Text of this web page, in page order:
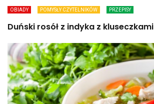
OBIADY POMYSŁY CZYTELNIKÓW PRZEPISY
Duński rosół z indyka z kluseczkami